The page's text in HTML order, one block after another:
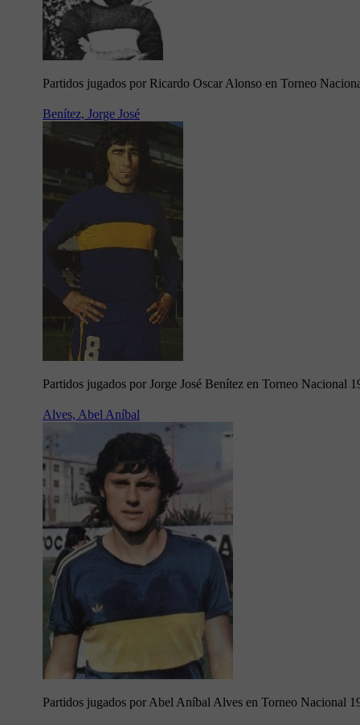
Partidos jugados por Ricardo Oscar Alonso en Torneo
Benítez, Jorge José
Partidos jugados por Jorge José Benítez en Torneo Nacional
Alves, Abel Aníbal
Partidos jugados por Abel Aníbal Alves en Torneo Nacional